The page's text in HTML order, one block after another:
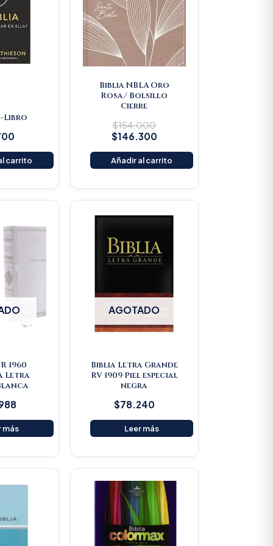
Libro
carrito
Biblia NBLA Oro
Rosa/ Bolsillo
Cierre
$154.000
$146.300
Añadir al carrito
1960
Letra
más
AGOTADO
Biblia Letra Grande
RV 1909 Piel especial
negra
$78.240
Leer más